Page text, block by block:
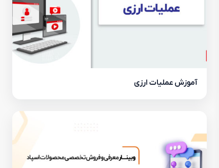
آموزش عملیات ارزی